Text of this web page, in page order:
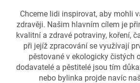
Chceme lidi inspirovat, aby mohli
zdravěji. Našim hlavním cílem je
kvalitní a zdravé potraviny, koření,
při jejíž zpracování se využívají
pěstované v ekologicky čistých
dodavatelé a pěstitelé jsou tím
nebo bylinka projde navíc